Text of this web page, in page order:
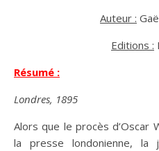
Auteur :
Editions :
Résumé :
Londres, 1895
Alors que le procès d’Oscar
la presse londonienne, la